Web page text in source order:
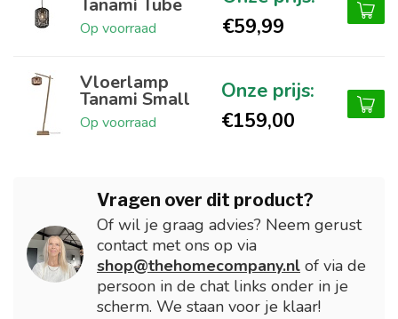
Op voorraad €59,99
Vloerlamp
Tanami Small
Op voorraad €159,00
Vragen over dit product?
Of wil je graag advies? Neem gerust
contact met ons op via
shop@thehomecompany.nl of via de
persoon in de chat links onder in je
scherm. We staan voor je klaar!